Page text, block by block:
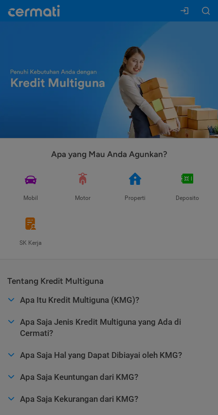
Apa yang Mau Anda Agunkan?
Mobil Motor Properti Deposito
SK Kerja
Tentang Kredit Multiguna
Apa Itu Kredit Multiguna (KMG)?
Apa Saja Jenis Kredit Multiguna yang Ada di
Cermati?
Apa Saja Hal yang Dapat Dibiayai oleh KMG?
Apa Saja Keuntungan dari KMG?
Apa Saja Kekurangan dari KMG?